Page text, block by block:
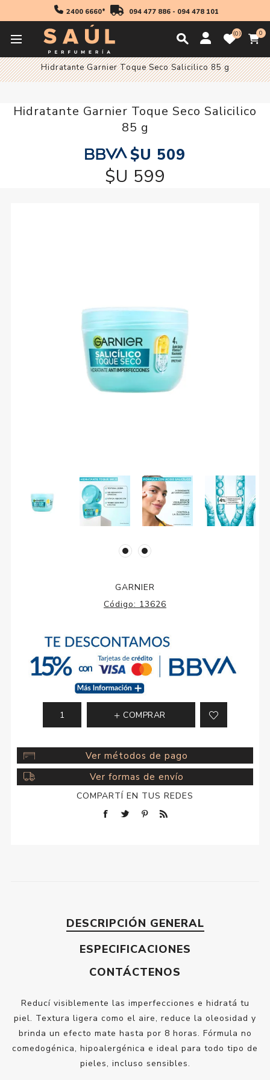
2400 6660* 094 477 886- 094 478 101
0 0
Inicio
Hidratante Garnier Toque Seco Salicilico 85 g
Hidratante Garnier Toque Seco Salicilico
85 g
$U 509
$U 599
GARNIER
Código: 13626
COMPRAR
Ver métodos de pago
Ver formas de envío
COMPARTÍ EN TUS REDES
DESCRIPCIÓN GENERAL
ESPECIFICACIONES
CONTÁCTENOS
Reducí visiblemente las imperfecciones e hidratá tu
piel. Textura ligera como el aire, reduce la oleosidad y
brinda un efecto mate hasta por 8 horas. Fórmula no
comedogénica, hipoalergénica e ideal para todo tipo de
pieles, incluso sensibles.